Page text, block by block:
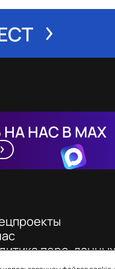
НАС В MAX
перс.